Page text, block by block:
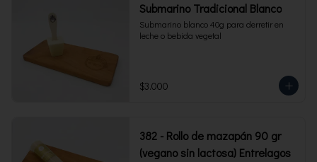
Submarino Tradicional Blanco
Submarino blanco 40g para derretir en
leche o bebida vegetal
$3.000
382 - Rollo de mazapán 90 gr
(vegano sin lactosa) Entrelagos